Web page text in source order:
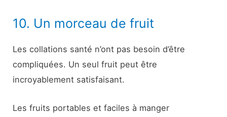
10. Un morceau de fruit
Les collations santé n’ont pas besoin d’être
compliquées. Un seul fruit peut être
incroyablement satisfaisant.
Les fruits portables et faciles à manger